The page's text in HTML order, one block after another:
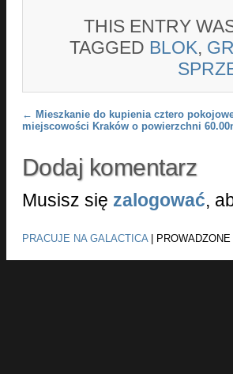
THIS ENTRY
TAGGED BLOK,
Post navigation
← Mieszkanie do kupienia cztero
miejscowości Kraków o powierzchni
Dodaj komentarz
Musisz się zalogować,
PRACUJE NA GALACTICA|